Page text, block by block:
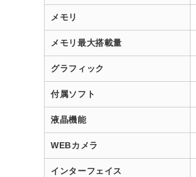
メモリ
メモリ最大搭載量
グラフィック
付属ソフト
液晶機能
WEBカメラ
インターフェイス